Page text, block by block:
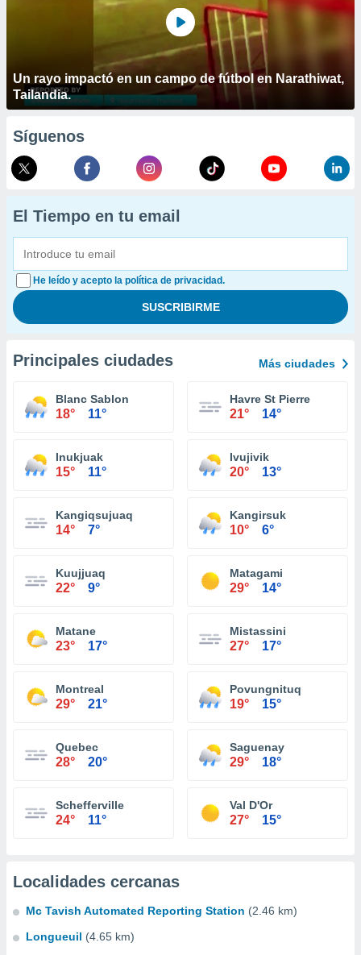
Un rayo impactó en un campo de fútbol en Narathiwat,
Tailandia.
Síguenos
El Tiempo en tu email
He leído y acepto la política de privacidad.
Principales ciudades Más ciudades
Blanc Sablon
18° 11°
Havre St Pierre
21° 14°
Inukjuak
15° 11°
Ivujivik
20° 13°
Kangiqsujuaq
14° 7°
Kangirsuk
10° 6°
Kuujjuaq
22° 9°
Matagami
29° 14°
Matane
23° 17°
Mistassini
27° 17°
Montreal
29° 21°
Povungnituq
19° 15°
Quebec
28° 20°
Saguenay
29° 18°
Schefferville
24° 11°
Val D'Or
27° 15°
Localidades cercanas
Mc Tavish Automated Reporting Station (2.46 km)
Longueuil (4.65 km)